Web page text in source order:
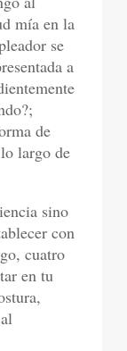
mía en la
se
a
de
largo de
sino
con
cuatro
en tu